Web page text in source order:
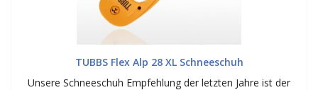
TUBBS Flex Alp 28 XL Schneeschuh
Unsere Schneeschuh Empfehlung der letzten Jahre ist der